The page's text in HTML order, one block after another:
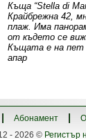
Къща “Stella di
Крайбрежна 42,
плаж. Има
от където се
Къщата е на пет
апар
Абонамент
- 2026 © Регистър